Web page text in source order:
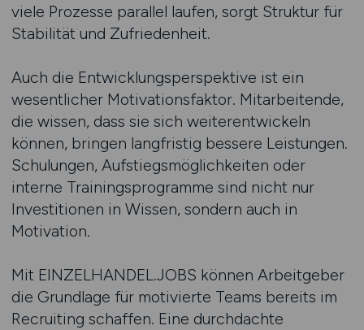
viele Prozesse parallel laufen, sorgt Struktur für
Stabilität und Zufriedenheit.
Auch die Entwicklungsperspektive ist ein
wesentlicher Motivationsfaktor. Mitarbeitende,
die wissen, dass sie sich weiterentwickeln
können, bringen langfristig bessere Leistungen.
Schulungen, Aufstiegsmöglichkeiten oder
interne Trainingsprogramme sind nicht nur
Investitionen in Wissen, sondern auch in
Motivation.
Mit EINZELHANDEL.JOBS können Arbeitgeber
die Grundlage für motivierte Teams bereits im
Recruiting schaffen. Eine durchdachte